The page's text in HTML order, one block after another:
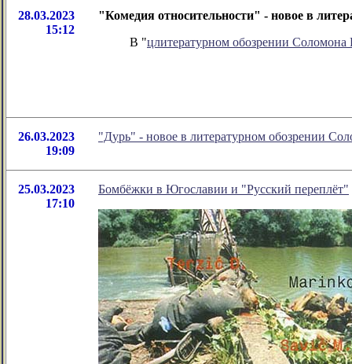
28.03.2023
15:12
"Комедия относительности" - новое в
В "цлитературном обозрении
26.03.2023
19:09
"Дурь" - новое в литературном обозрении
25.03.2023
17:10
Бомбёжки в Югославии и "Русский переплёт"